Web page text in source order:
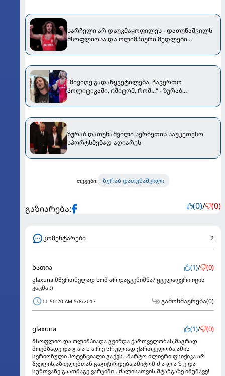
სარჩელი არ დაუკმაყოფილეს - დათუნაშვილს
მსოფლიოსა და ოლიმპიური მედლები
"მივიღე გადაწყვეტილება, ჩავერთო
პოლიტიკაში, იმიტომ, რომ..." - ზურაბ
გუნდს უერთდება
ზურაბ დათუნაშვილი სერბეთის საუკეთესო
სპორტსმენად აღიარეს
თეგები: ზურაბ დათუნაშვილი
გაზიარება: (0)/ (0)
კომენტარები 2
ნათია (1)/ (0)
glaxuna მწვრთნელად ხომ არ დაგვენიშნა? ყველაფერი იცის
კაცმა :)
11:50:20 AM 5/8/2017 გამოხმაურება(0)
glaxuna (1)/ (0)
მსოფლიო და ოლიმპიადა გვინდა ქართველობას,მაგრად
მოემზადე და გ ა ა ხ ა რ ე სრულიად ქართველობა,ამის
სერიოზული პოტენციალი გაქვს...მარტო ძლიერი ფსიქიკა არ
შველის,აზიელებთან გაგიჭირდება,ამიტომ ძ ა ლ ა ზ ე და
სუნთვაზე გაათმაგე ვარჯიში...ძალისათვის შტანგაზე იმუშავე!